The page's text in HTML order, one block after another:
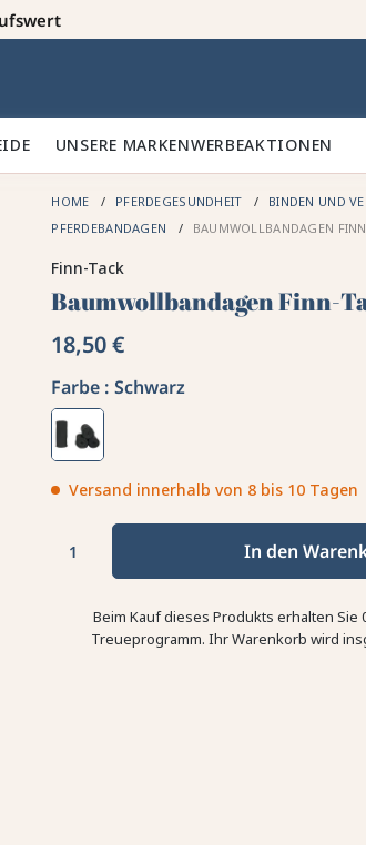
🍃 UNSERE MARKENWERBEAKTIONEN
HOME PFERDEGESUNDHEIT
BINDEN UND
PFERDEBANDAGEN
BAUMWOLLBANDAGEN
Finn-Tack
Baumwollbandagen Finn-
18,50 €
Farbe : Schwarz
Versand innerhalb von 8 bis 10 Tagen
In den
Beim Kauf dieses Produkts erhalten Sie
Treueprogramm. Ihr Warenkorb wird